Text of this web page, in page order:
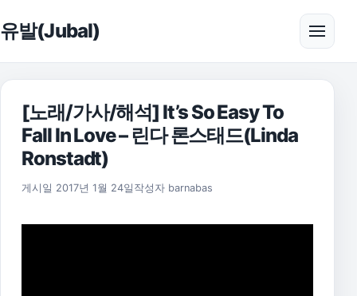
유발(Jubal) 메뉴
[노래/가사/해석] It’s So Easy To
Fall In Love – 린다 론스태드(Linda
Ronstadt)
게시일 2017년 1월 24일 2021년 7월 25일
작성자 barnabas